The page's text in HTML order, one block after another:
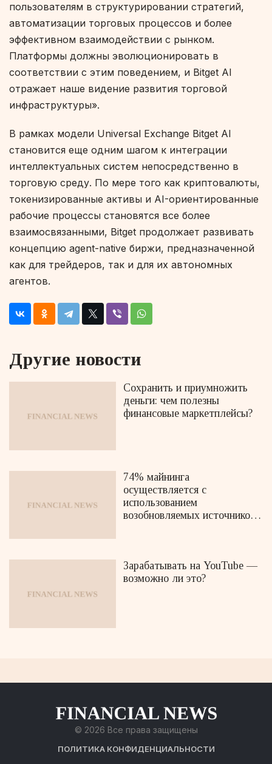
пользователям в структурировании стратегий,
автоматизации торговых процессов и более
эффективном взаимодействии с рынком.
Платформы должны эволюционировать в
соответствии с этим поведением, и Bitget AI
отражает наше видение развития торговой
инфраструктуры».
В рамках модели Universal Exchange Bitget AI
становится еще одним шагом к интеграции
интеллектуальных систем непосредственно в
торговую среду. По мере того как криптовалюты,
токенизированные активы и AI-ориентированные
рабочие процессы становятся все более
взаимосвязанными, Bitget продолжает развивать
концепцию agent-native биржи, предназначенной
как для трейдеров, так и для их автономных
агентов.
Другие новости
Сохранить и приумножить
деньги: чем полезны
финансовые маркетплейсы?
74% майнинга
осуществляется с
использованием
возобновляемых источников
Зарабатывать на YouTube —
возможно ли это?
© 2026 Все права защищены
ПОЛИТИКА КОНФИДЕНЦИАЛЬНОСТИ